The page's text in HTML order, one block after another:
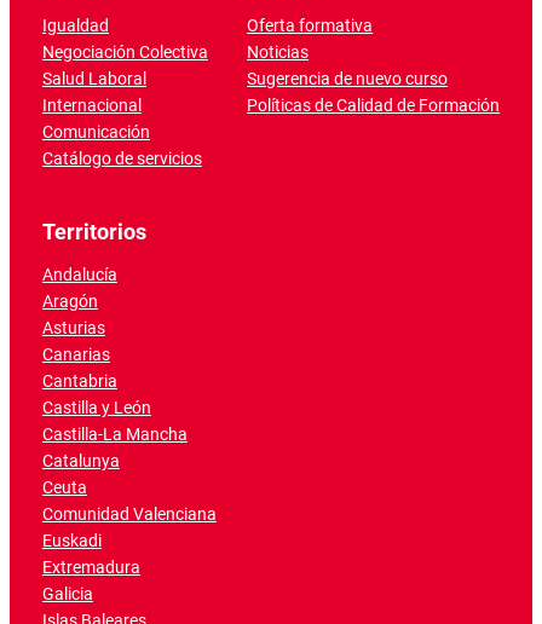
Igualdad
Negociación Colectiva
Salud Laboral
Internacional
Comunicación
Catálogo de servicios
Oferta formativa
Noticias
Sugerencia de nuevo curso
Políticas de Calidad de Formación
Territorios
Andalucía
Aragón
Asturias
Canarias
Cantabria
Castilla y León
Castilla-La Mancha
Catalunya
Ceuta
Comunidad Valenciana
Euskadi
Extremadura
Galicia